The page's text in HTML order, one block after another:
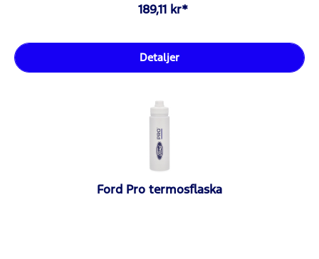
189,11 kr*
Detaljer
Ford Pro termosflaska